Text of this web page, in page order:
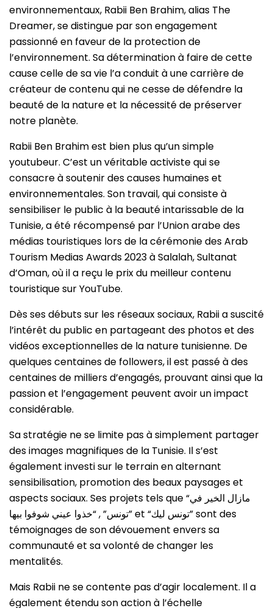
environnementaux, Rabii Ben Brahim, alias The
Dreamer, se distingue par son engagement
passionné en faveur de la protection de
l’environnement. Sa détermination à faire de cette
cause celle de sa vie l’a conduit à une carrière de
créateur de contenu qui ne cesse de défendre la
beauté de la nature et la nécessité de préserver
notre planète.
Rabii Ben Brahim est bien plus qu’un simple
youtubeur. C’est un véritable activiste qui se
consacre à soutenir des causes humaines et
environnementales. Son travail, qui consiste à
sensibiliser le public à la beauté intarissable de la
Tunisie, a été récompensé par l’Union arabe des
médias touristiques lors de la cérémonie des Arab
Tourism Medias Awards 2023 à Salalah, Sultanat
d’Oman, où il a reçu le prix du meilleur contenu
touristique sur YouTube.
Dès ses débuts sur les réseaux sociaux, Rabii a suscité
l’intérêt du public en partageant des photos et des
vidéos exceptionnelles de la nature tunisienne. De
quelques centaines de followers, il est passé à des
centaines de milliers d’engagés, prouvant ainsi que la
passion et l’engagement peuvent avoir un impact
considérable.
Sa stratégie ne se limite pas à simplement partager
des images magnifiques de la Tunisie. Il s’est
également investi sur le terrain en alternant
sensibilisation, promotion des beaux paysages et
aspects sociaux. Ses projets tels que “مازال الخير في
تونس” , “خذوا عيني شوفوا بيها” et “تونس ليك” sont des
témoignages de son dévouement envers sa
communauté et sa volonté de changer les
mentalités.
Mais Rabii ne se contente pas d’agir localement. Il a
également étendu son action à l’échelle